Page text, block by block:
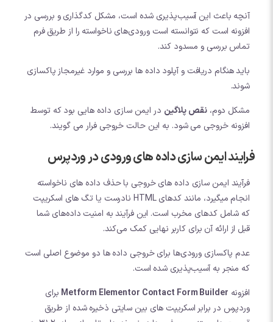
آنچه باعث این آسیب‌پذیری شده است، مشکل کدگذاری و بررسی در
افزونه است که نتوانسته است ورودی‌های ناخواسته را از طریق فرم
تماس بررسی و مسدود کند.
باید هنگام دریافت و آپلود داده ها بررسی و موارد غیرمجاز پاکسازی
شوند.
مشکل دوم،نقص پلاگین در ایمن سازی داده هایی بود که توسط
افزونه خروجی می شود. به این حالت خروجی فرار می گویند.
فرایند ایمن سازی داده های ورودی در وردپرس
فرآیند ایمن سازی داده های خروجی با حذف داده های ناخواسته
انجام میگیرد، مانند کدهای HTML نادرست یا تگ های اسکریپت
که شامل کدهای مخرب است. این فرآیند به امنیت داده‌های شما
قبل از ارائه آن برای کاربر نهایی کمک می‌کند.
عدم پاکسازی ورودی‌ها برای خروجی داده ها دو موضوع اصلی است
که منجر به آسیب‌پذیری شده است.
افزونه Metform Elementor Contact Form Builder برای
وردپرس در برابر اسکریپت های بین سایتی ذخیره شده از طریق